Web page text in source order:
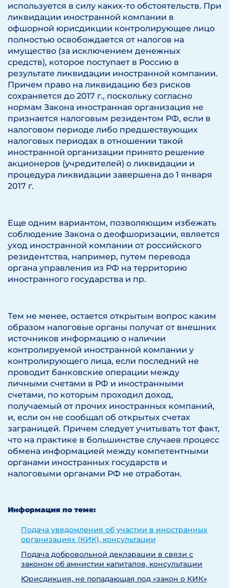
используется в силу каких-то обстоятельств. При
ликвидации иностранной компании в
офшорной юрисдикции контролирующее лицо
полностью освобождается от налогов на
имущество (за исключением денежных
средств), которое поступает в Россию в
результате ликвидации иностранной компании.
Причем право на ликвидацию без рисков
сохраняется до 2017 г., поскольку согласно
нормам Закона иностранная организация не
признается налоговым резидентом РФ, если в
налоговом периоде либо предшествующих
налоговых периодах в отношении такой
иностранной организации принято решение
акционеров (учредителей) о ликвидации и
процедура ликвидации завершена до 1 января
2017 г.
Еще одним вариантом, позволяющим избежать
соблюдение Закона о деофшоризации, является
уход иностранной компании от российского
резидентства, например, путем перевода
органа управления из РФ на территорию
иностранного государства и пр.
Тем не менее, остается открытым вопрос каким
образом налоговые органы получат от внешних
источников информацию о наличии
контролируемой иностранной компании у
контролирующего лица, если последний не
проводит банковские операции между
личными счетами в РФ и иностранными
счетами, по которым проходил доход,
получаемый от прочих иностранных компаний,
и, если он не сообщал об открытых счетах
заграницей. Причем следует учитывать тот факт,
что на практике в большинстве случаев процесс
обмена информацией между компетентными
органами иностранных государств и
налоговыми органами РФ не отработан.
Информация по теме:
Подача уведомления об участии в иностранных
организациях (КИК), консультации
Подача добровольной декларации в связи с
законом об амнистии капиталов, консультации
Юрисдикция, не попадающая под «закон о КИК»